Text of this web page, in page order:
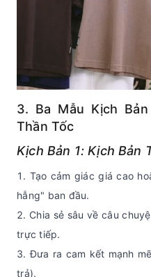
3. Ba Mẫu Kịch
Thần Tốc
Kịch Bản 1: Kịch Bản
Tạo cảm giác giá cao
hẫng" ban đầu.
Chia sẻ sâu về câu
trực tiếp.
Đưa ra cam kết mạnh
trả).